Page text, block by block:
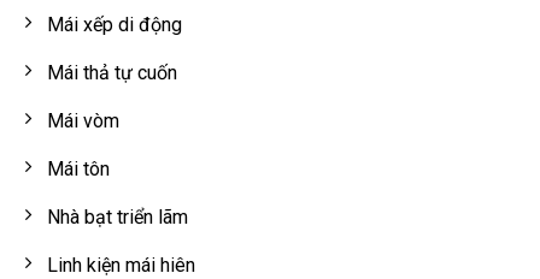
Mái xếp di động
Mái thả tự cuốn
Mái vòm
Mái tôn
Nhà bạt triển lãm
Linh kiện mái hiên